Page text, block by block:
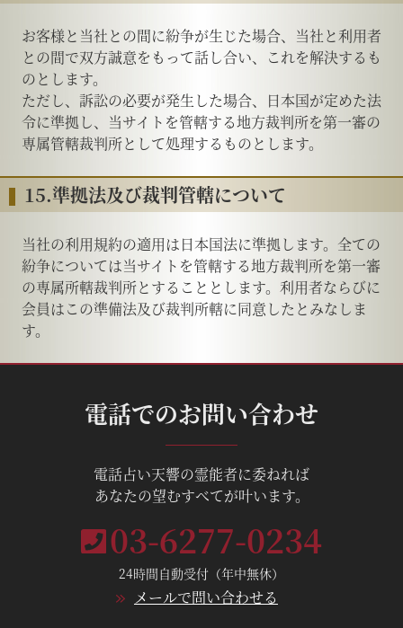
お客様と当社との間に紛争が生じた場合、当社と利用者
との間で双方誠意をもって話し合い、これを解決するも
のとします。
ただし、訴訟の必要が発生した場合、日本国が定めた法
令に準拠し、当サイトを管轄する地方裁判所を第一審の
専属管轄裁判所として処理するものとします。
15.準拠法及び裁判管轄について
当社の利用規約の適用は日本国法に準拠します。全ての
紛争については当サイトを管轄する地方裁判所を第一審
の専属所轄裁判所とすることとします。利用者ならびに
会員はこの準備法及び裁判所轄に同意したとみなしま
す。
電話でのお問い合わせ
電話占い天響の霊能者に委ねれば
あなたの望むすべてが叶います。
03-6277-0234
24時間自動受付（年中無休）
メールで問い合わせる